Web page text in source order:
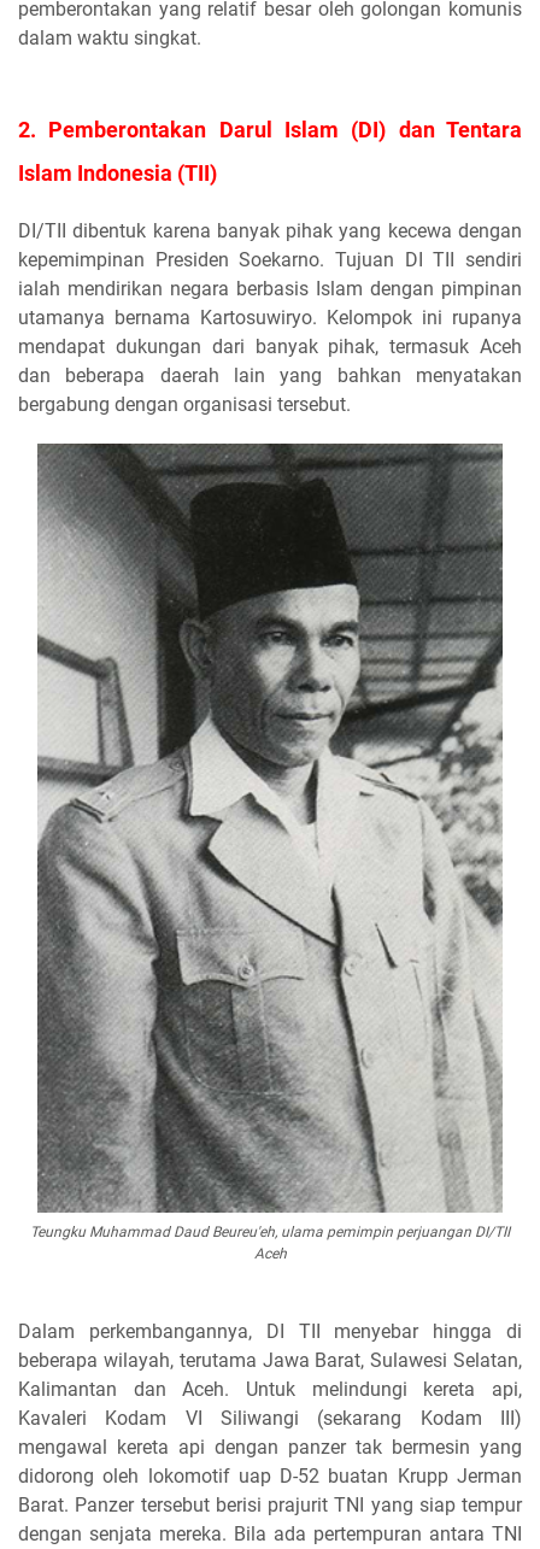
pemberontakan yang relatif besar oleh golongan komunis
dalam waktu singkat.
2. Pemberontakan Darul Islam (DI) dan Tentara
Islam Indonesia (TII)
DI/TII dibentuk karena banyak pihak yang kecewa dengan
kepemimpinan Presiden Soekarno. Tujuan DI TII sendiri
ialah mendirikan negara berbasis Islam dengan pimpinan
utamanya bernama Kartosuwiryo. Kelompok ini rupanya
mendapat dukungan dari banyak pihak, termasuk Aceh
dan beberapa daerah lain yang bahkan menyatakan
bergabung dengan organisasi tersebut.
Teungku Muhammad Daud Beureu'eh, ulama pemimpin perjuangan DI/TII
Aceh
Dalam perkembangannya, DI TII menyebar hingga di
beberapa wilayah, terutama Jawa Barat, Sulawesi Selatan,
Kalimantan dan Aceh. Untuk melindungi kereta api,
Kavaleri Kodam VI Siliwangi (sekarang Kodam III)
mengawal kereta api dengan panzer tak bermesin yang
didorong oleh lokomotif uap D-52 buatan Krupp Jerman
Barat. Panzer tersebut berisi prajurit TNI yang siap tempur
dengan senjata mereka. Bila ada pertempuran antara TNI